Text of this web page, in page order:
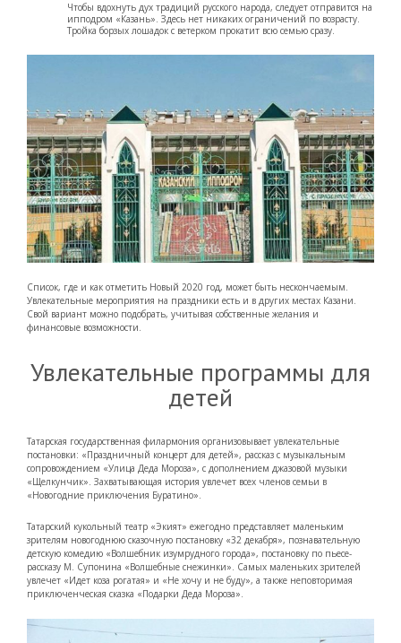
Чтобы вдохнуть дух традиций русского народа, следует отправится на
ипподром «Казань». Здесь нет никаких ограничений по возрасту.
Тройка борзых лошадок с ветерком прокатит всю семью сразу.
Список, где и как отметить Новый 2020 год, может быть нескончаемым.
Увлекательные мероприятия на праздники есть и в других местах Казани.
Свой вариант можно подобрать, учитывая собственные желания и
финансовые возможности.
Увлекательные программы для
детей
Татарская государственная филармония организовывает увлекательные
постановки: «Праздничный концерт для детей», рассказ с музыкальным
сопровождением «Улица Деда Мороза», с дополнением джазовой музыки
«Щелкунчик». Захватывающая история увлечет всех членов семьи в
«Новогодние приключения Буратино».
Татарский кукольный театр «Экият» ежегодно представляет маленьким
зрителям новогоднюю сказочную постановку «32 декабря», познавательную
детскую комедию «Волшебник изумрудного города», постановку по пьесе-
рассказу М. Супонина «Волшебные снежинки». Самых маленьких зрителей
увлечет «Идет коза рогатая» и «Не хочу и не буду», а также неповторимая
приключенческая сказка «Подарки Деда Мороза».